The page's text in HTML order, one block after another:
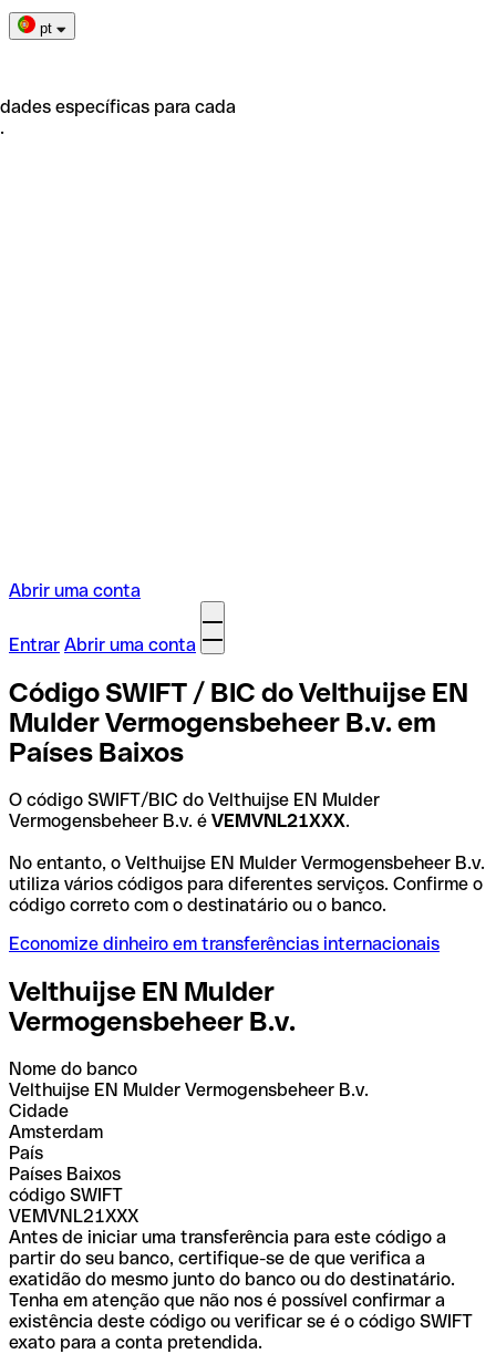
pt
específicas para cada
Abrir uma conta
Entrar Abrir uma conta
Código SWIFT / BIC do Velthuijse EN
Mulder Vermogensbeheer B.v. em
Países Baixos
O código SWIFT/BIC do Velthuijse EN Mulder
Vermogensbeheer B.v. é VEMVNL21XXX.
No entanto, o Velthuijse EN Mulder Vermogensbeheer B.v.
utiliza vários códigos para diferentes serviços. Confirme o
código correto com o destinatário ou o banco.
Economize dinheiro em transferências internacionais
Velthuijse EN Mulder
Vermogensbeheer B.v.
Nome do banco
Velthuijse EN Mulder Vermogensbeheer B.v.
Cidade
Amsterdam
País
Países Baixos
código SWIFT
VEMVNL21XXX
Antes de iniciar uma transferência para este código a
partir do seu banco, certifique-se de que verifica a
exatidão do mesmo junto do banco ou do destinatário.
Tenha em atenção que não nos é possível confirmar a
existência deste código ou verificar se é o código SWIFT
exato para a conta pretendida.